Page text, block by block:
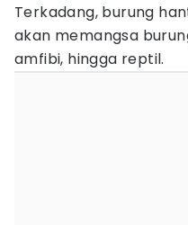
Terkadang, burung
akan memangsa
amfibi, hingga reptil.